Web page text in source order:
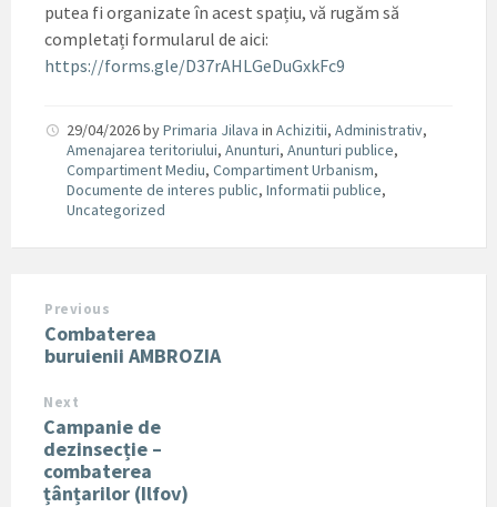
putea fi organizate în acest spațiu, vă rugăm să
completați formularul de aici:
https://forms.gle/D37rAHLGeDuGxkFc9
29/04/2026byPrimaria Jilava in Achizitii, Administrativ,
Amenajarea teritoriului, Anunturi, Anunturi publice,
Compartiment Mediu, Compartiment Urbanism,
Documente de interes public, Informatii publice,
Uncategorized
Previous
Combaterea
buruienii AMBROZIA
Next
Campanie de
dezinsecție –
combaterea
țânțarilor (Ilfov)